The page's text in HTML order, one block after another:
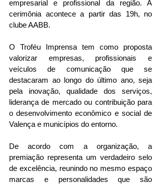
empresarial e profissional da região. A
cerimônia acontece a partir das 19h, no
clube AABB.
O Troféu Imprensa tem como proposta
valorizar empresas, profissionais e
veículos de comunicação que se
destacaram ao longo do último ano, seja
pela inovação, qualidade dos serviços,
liderança de mercado ou contribuição para
o desenvolvimento econômico e social de
Valença e municípios do entorno.
De acordo com a organização, a
premiação representa um verdadeiro selo
de excelência, reunindo no mesmo espaço
marcas e personalidades que são